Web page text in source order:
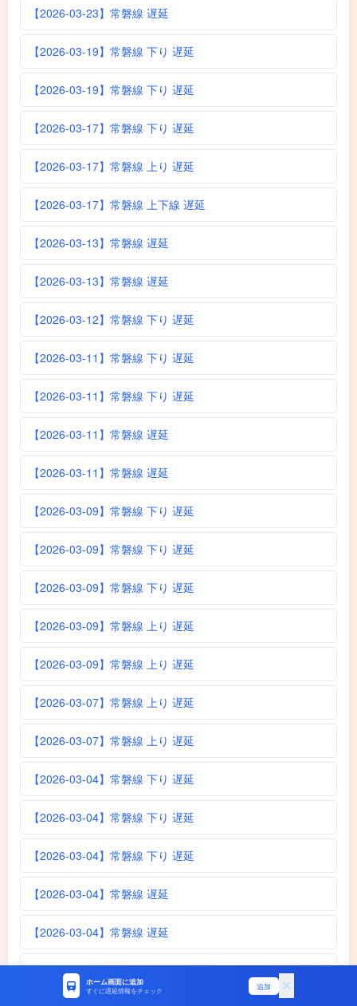
【2026-03-23】常磐線 遅延
【2026-03-19】常磐線 下り 遅延
【2026-03-19】常磐線 下り 遅延
【2026-03-17】常磐線 下り 遅延
【2026-03-17】常磐線 上り 遅延
【2026-03-17】常磐線 上下線 遅延
【2026-03-13】常磐線 遅延
【2026-03-13】常磐線 遅延
【2026-03-12】常磐線 下り 遅延
【2026-03-11】常磐線 下り 遅延
【2026-03-11】常磐線 下り 遅延
【2026-03-11】常磐線 遅延
【2026-03-11】常磐線 遅延
【2026-03-09】常磐線 下り 遅延
【2026-03-09】常磐線 下り 遅延
【2026-03-09】常磐線 下り 遅延
【2026-03-09】常磐線 上り 遅延
【2026-03-09】常磐線 上り 遅延
【2026-03-07】常磐線 上り 遅延
【2026-03-07】常磐線 上り 遅延
【2026-03-04】常磐線 下り 遅延
【2026-03-04】常磐線 下り 遅延
【2026-03-04】常磐線 下り 遅延
【2026-03-04】常磐線 遅延
【2026-03-04】常磐線 遅延
【2026-03-04】常磐線 遅延
ホーム画面に追加
すぐに遅延情報をチェック 追加